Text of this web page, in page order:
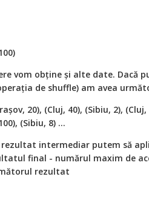
vom obține și alte date. Dacă
de shuffle) am avea
20), (Cluj, 40), (Sibiu, 2),
(Sibiu, 8) …
rezultat intermediar putem să
final - numărul maxim de
rezultat